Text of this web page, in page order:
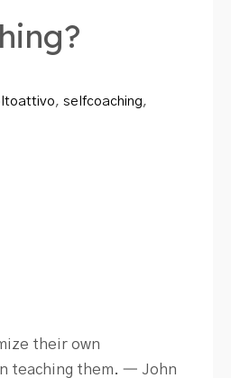
, selfcoaching,
their own
teaching them. ― John